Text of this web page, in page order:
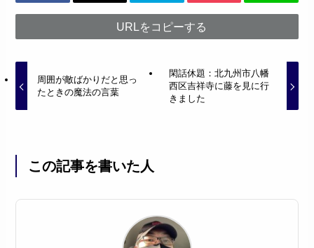
URLをコピーする
周囲が敵ばかりだと思っ
たときの魔法の言葉
閑話休題：北九州市八幡
西区吉祥寺に藤を見に行
きました
この記事を書いた人